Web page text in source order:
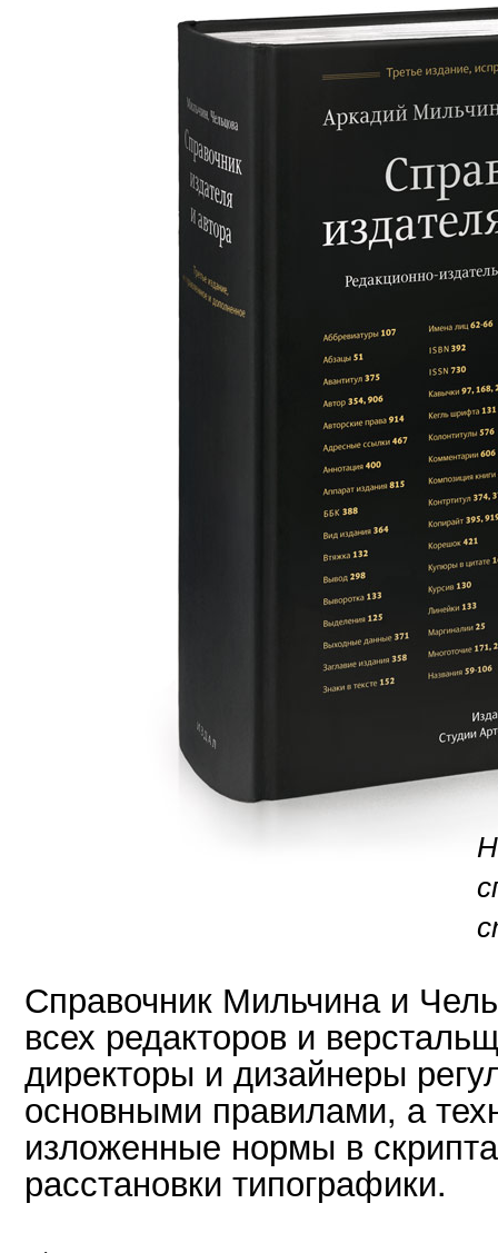
Справочник Мильчина и
всех редакторов и
директоры и дизайнеры
основными правилами, а
изложенные нормы в
расстановки типографики.